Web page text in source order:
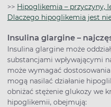
>> Hipoglikemia – przyczyny,
Dlaczego hipoglikemia jest
Insulina glargine –
Insulina glargine może
substancjami wpływającymi
może wymagać
mogą nasilać działanie
obniżać stężenie glukozy we
hipoglikemii, obejmują: